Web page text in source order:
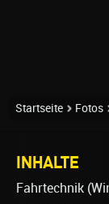
Startseite Fotos
INHALTE
Fahrtechnik